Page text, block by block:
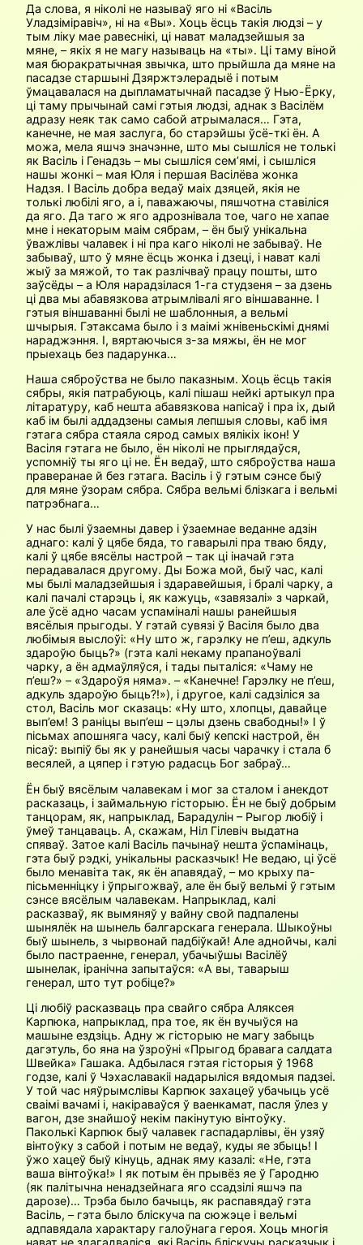
Да слова, я ніколі не называў яго ні «Васіль
Уладзіміравіч», ні на «Вы». Хоць ёсць такія людзі – у
тым ліку мае равеснікі, ці нават маладзейшыя за
мяне, – якіх я не магу называць на «ты». Ці таму віной
мая бюракратычная звычка, што прыйшла да мяне на
пасадзе старшыні Дзяржтэлерадыё і потым
ўмацавалася на дыпламатычнай пасадзе ў Нью-Ёрку,
ці таму прычынай самі гэтыя людзі, аднак з Васілём
адразу неяк так само сабой атрымалася… Гэта,
канечне, не мая заслуга, бо старэйшы ўсё-ткі ён. А
можа, мела яшчэ значэнне, што мы сышліся не толькі
як Васіль і Генадзь – мы сышліся сем’ямі, і сышліся
нашы жонкі – мая Юля і першая Васілёва жонка
Надзя. І Васіль добра ведаў маіх дзяцей, якія не
толькі любілі яго, а і, паважаючы, пяшчотна ставіліся
да яго. Да таго ж яго адрознівала тое, чаго не хапае
мне і некаторым маім сябрам, – ён быў унікальна
ўважлівы чалавек і ні пра каго ніколі не забываў. Не
забываў, што ў мяне ёсць жонка і дзеці, і нават калі
жыў за мяжой, то так разлічваў працу пошты, што
заўсёды – а Юля нарадзілася 1-га студзеня – за дзень
ці два мы абавязкова атрымлівалі яго віншаванне. І
гэтыя віншаванні былі не шаблонныя, а вельмі
шчырыя. Гэтаксама было і з маімі жнівеньскімі днямі
нараджэння. І, вяртаючыся з-за мяжы, ён не мог
прыехаць без падарунка…
Наша сяброўства не было паказным. Хоць ёсць такія
сябры, якія патрабуюць, калі пішаш нейкі артыкул пра
літаратуру, каб нешта абавязкова напісаў і пра іх, дый
каб ім былі аддадзены самыя лепшыя словы, каб імя
гэтага сябра стаяла сярод самых вялікіх ікон! У
Васіля гэтага не было, ён ніколі не прыглядаўся,
успомніў ты яго ці не. Ён ведаў, што сяброўства наша
праверанае й без гэтага. Васіль і ў гэтым сэнсе быў
для мяне ўзорам сябра. Сябра вельмі блізкага і вельмі
патрэбнага…
У нас былі ўзаемны давер і ўзаемнае веданне адзін
аднаго: калі ў цябе бяда, то гаварылі пра тваю бяду,
калі ў цябе вясёлы настрой – так ці іначай гэта
перадавалася другому. Ды Божа мой, быў час, калі
мы былі маладзейшыя і здаравейшыя, і бралі чарку, а
калі пачалі старэць і, як кажуць, «завязалі» з чаркай,
але ўсё адно часам успаміналі нашы ранейшыя
вясёлыя прыгоды. У гэтай сувязі ў Васіля было два
любімыя выслоўі: «Ну што ж, гарэлку не п’еш, адкуль
здароўю быць?» (гэта калі некаму прапаноўвалі
чарку, а ён адмаўляўся, і тады пыталіся: «Чаму не
п’еш?» – «Здароўя няма». – «Канечне! Гарэлку не п’еш,
адкуль здароўю быць?!»), і другое, калі садзіліся за
стол, Васіль мог сказаць: «Ну што, хлопцы, давайце
вып’ем! З раніцы вып’еш – цэлы дзень свабодны!» І ў
пісьмах апошняга часу, калі быў кепскі настрой, ён
пісаў: выпіў бы як у ранейшыя часы чарачку і стала б
весялей, а цяпер і гэтую радасць Бог забраў…
Ён быў вясёлым чалавекам і мог за сталом і анекдот
расказаць, і займальную гісторыю. Ён не быў добрым
танцорам, як, напрыклад, Барадулін – Рыгор любіў і
ўмеў танцаваць. А, скажам, Ніл Гілевіч выдатна
спяваў. Затое калі Васіль пачынаў нешта ўспамінаць,
гэта быў рэдкі, унікальны расказчык! Не ведаю, ці ўсё
было менавіта так, як ён апавядаў, – мо крыху па-
пісьменніцку і ўпрыгожваў, але ён быў вельмі ў гэтым
сэнсе вясёлым чалавекам. Напрыклад, калі
расказваў, як вымяняў у вайну свой падпалены
шынялёк на шынель балгарскага генерала. Шыкоўны
быў шынель, з чырвонай падбіўкай! Але аднойчы, калі
было пастраенне, генерал, убачыўшы Васілёў
шынелак, іранічна запытаўся: «А вы, таварыш
генерал, што тут робіце?»
Ці любіў расказваць пра свайго сябра Аляксея
Карпюка, напрыклад, пра тое, як ён вучыўся на
машыне ездзіць. Адну ж гісторыю не магу забыць
дагэтуль, бо яна на ўзроўні «Прыгод бравага салдата
Швейка» Гашака. Адбылася гэтая гісторыя ў 1968
годзе, калі ў Чэхаславакіі надарыліся вядомыя падзеі.
У той час няўрымслівы Карпюк захацеў убачыць усё
сваімі вачамі і, накіраваўся ў ваенкамат, пасля ўлез у
вагон, дзе знайшоў некім пакінутую вінтоўку.
Паколькі Карпюк быў чалавек гаспадарлівы, ён узяў
вінтоўку з сабой і потым не ведаў, куды яе збыць! І
ўжо хацеў быў кінуць, аднак яму казалі: «Не, гэта
ваша вінтоўка!» І як потым ён прывёз яе ў Гародню
(як палітычна ненадзейнага яго ссадзілі яшчэ па
дарозе)… Трэба было бачыць, як распавядаў гэта
Васіль, – гэта было бліскуча па сюжэце і вельмі
адпавядала характару галоўнага героя. Хоць многія
нават не здагадваліся, які Васіль бліскучы расказчык і